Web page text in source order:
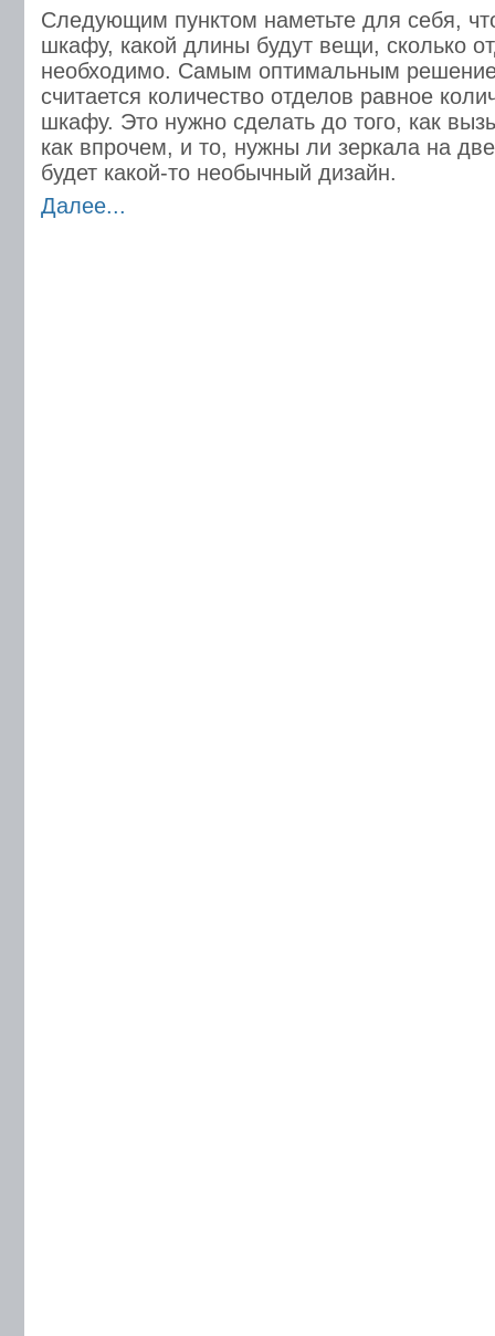
Следующим пунктом наметьте для себя,
шкафу, какой длины будут вещи, сколько
необходимо. Самым оптимальным
считается количество отделов равное
шкафу. Это нужно сделать до того, как
как впрочем, и то, нужны ли зеркала на
будет какой-то необычный дизайн.
Далее...